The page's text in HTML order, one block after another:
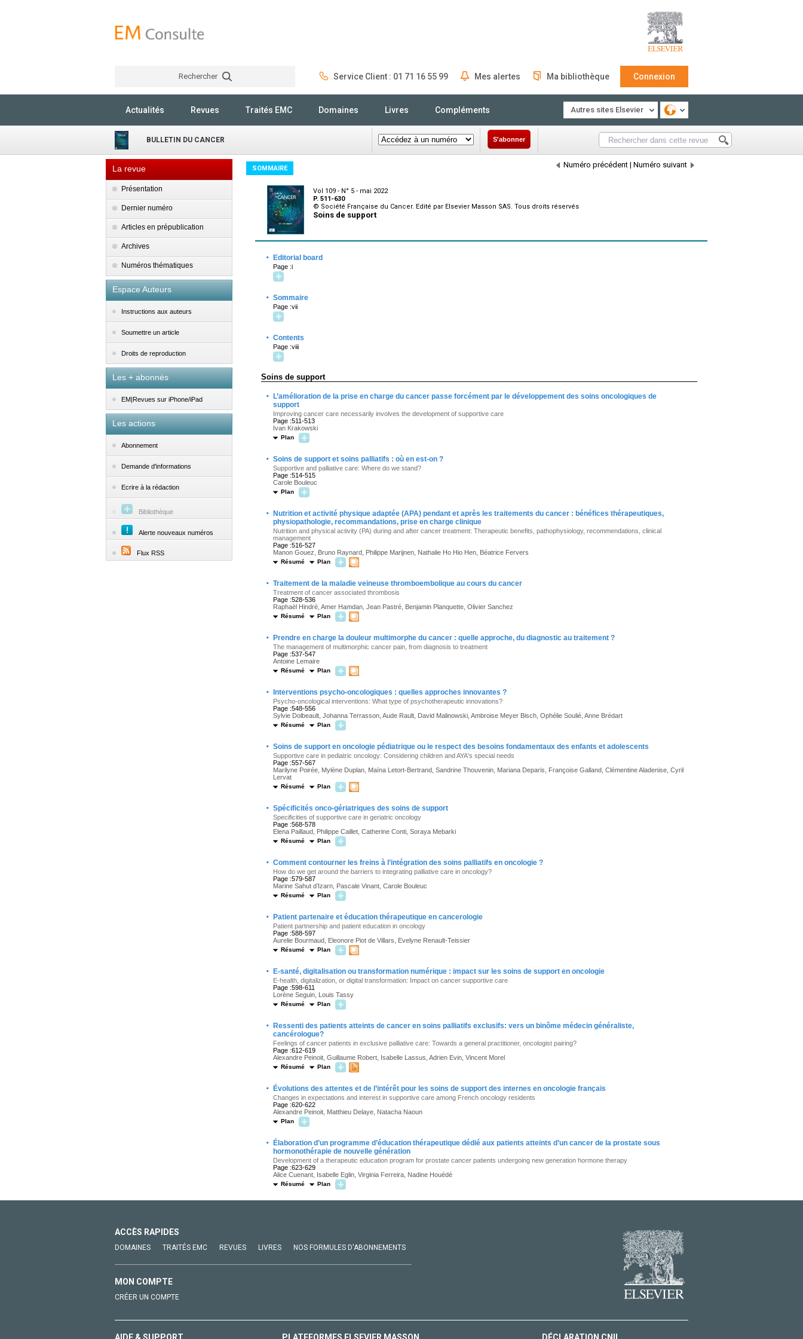
Rechercher Service Client : 01 71 16 55 99 Mes alertes Ma bibliothèque Connexion
Actualités Revues Traités EMC Domaines Livres Compléments Autres sites Elsevier
BULLETIN DU CANCER S'abonner
La revue
Présentation
Dernier numéro
Articles en prépublication
Archives
Numéros thématiques
Espace Auteurs
Instructions aux auteurs
Soumettre un article
Droits de reproduction
Les + abonnés
EM|Revues sur iPhone/iPad
Les actions
Abonnement
Demande d'informations
Ecrire à la rédaction
Bibliothèque
Alerte nouveaux numéros
Flux RSS
SOMMAIRE Numéro précédent | Numéro suivant
Vol 109 - N° 5 - mai 2022
P. 511-630
© Société Française du Cancer. Edité par Elsevier Masson SAS. Tous droits réservés
Soins de support
· Editorial board
Page :i
· Sommaire
Page :vii
· Contents
Page :viii
Soins de support
·
L’amélioration de la prise en charge du cancer passe forcément par le développement des soins oncologiques de
support
Improving cancer care necessarily involves the development of supportive care
Page :511-513
Ivan Krakowski
Plan
· Soins de support et soins palliatifs : où en est-on ?
Supportive and palliative care: Where do we stand?
Page :514-515
Carole Bouleuc
Plan
·
Nutrition et activité physique adaptée (APA) pendant et après les traitements du cancer : bénéfices thérapeutiques,
physiopathologie, recommandations, prise en charge clinique
Nutrition and physical activity (PA) during and after cancer treatment: Therapeutic benefits, pathophysiology, recommendations, clinical
management
Page :516-527
Manon Gouez, Bruno Raynard, Philippe Marijnen, Nathalie Ho Hio Hen, Béatrice Fervers
Résumé Plan
· Traitement de la maladie veineuse thromboembolique au cours du cancer
Treatment of cancer associated thrombosis
Page :528-536
Raphaël Hindré, Amer Hamdan, Jean Pastré, Benjamin Planquette, Olivier Sanchez
Résumé Plan
· Prendre en charge la douleur multimorphe du cancer : quelle approche, du diagnostic au traitement ?
The management of multimorphic cancer pain, from diagnosis to treatment
Page :537-547
Antoine Lemaire
Résumé Plan
· Interventions psycho-oncologiques : quelles approches innovantes ?
Psycho-oncological interventions: What type of psychotherapeutic innovations?
Page :548-556
Sylvie Dolbeault, Johanna Terrasson, Aude Rault, David Malinowski, Ambroise Meyer Bisch, Ophélie Soulié, Anne Brédart
Résumé Plan
· Soins de support en oncologie pédiatrique ou le respect des besoins fondamentaux des enfants et adolescents
Supportive care in pediatric oncology: Considering children and AYA's special needs
Page :557-567
Marilyne Poirée, Mylène Duplan, Maïna Letort-Bertrand, Sandrine Thouvenin, Mariana Deparis, Françoise Galland, Clémentine Aladenise, Cyril
Lervat
Résumé Plan
· Spécificités onco-gériatriques des soins de support
Specificities of supportive care in geriatric oncology
Page :568-578
Elena Paillaud, Philippe Caillet, Catherine Conti, Soraya Mebarki
Résumé Plan
· Comment contourner les freins à l’intégration des soins palliatifs en oncologie ?
How do we get around the barriers to integrating palliative care in oncology?
Page :579-587
Marine Sahut d’Izarn, Pascale Vinant, Carole Bouleuc
Résumé Plan
· Patient partenaire et éducation thérapeutique en cancerologie
Patient partnership and patient education in oncology
Page :588-597
Aurelie Bourmaud, Eleonore Piot de Villars, Evelyne Renault-Teissier
Résumé Plan
· E-santé, digitalisation ou transformation numérique : impact sur les soins de support en oncologie
E-health, digitalization, or digital transformation: Impact on cancer supportive care
Page :598-611
Lorène Seguin, Louis Tassy
Résumé Plan
·
Ressenti des patients atteints de cancer en soins palliatifs exclusifs: vers un binôme médecin généraliste,
cancérologue?
Feelings of cancer patients in exclusive palliative care: Towards a general practitioner, oncologist pairing?
Page :612-619
Alexandre Peinoit, Guillaume Robert, Isabelle Lassus, Adrien Evin, Vincent Morel
Résumé Plan
· Évolutions des attentes et de l’intérêt pour les soins de support des internes en oncologie français
Changes in expectations and interest in supportive care among French oncology residents
Page :620-622
Alexandre Peinoit, Matthieu Delaye, Natacha Naoun
Plan
·
Élaboration d’un programme d’éducation thérapeutique dédié aux patients atteints d’un cancer de la prostate sous
hormonothérapie de nouvelle génération
Development of a therapeutic education program for prostate cancer patients undergoing new generation hormone therapy
Page :623-629
Alice Cuenant, Isabelle Eglin, Virginia Ferreira, Nadine Houédé
Résumé Plan
ACCÈS RAPIDES
DOMAINES TRAITÉS EMC REVUES LIVRES NOS FORMULES D'ABONNEMENTS
MON COMPTE
CRÉER UN COMPTE